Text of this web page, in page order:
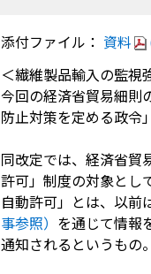
添付ファイル： 資料
＜繊維製品輸入の監視
今回の経済省貿易細則
防止対策を定める政令
同改定では、経済省貿
許可」制度の対象とし
自動許可」とは、以前
事参照） を通じて情報
通知されるというもの